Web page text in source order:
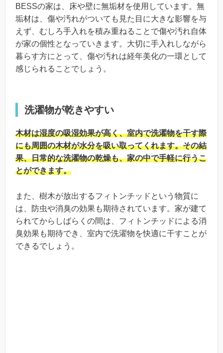
BESSの家は、床や壁に無垢材を使用しています。無
垢材は、傷や汚れがついても見た目に大きな影響を与
えず、むしろ手入れを積み重ねることで傷や汚れ自体
が家の個性となっていきます。大切に手入れしながら
暮らす方にとって、傷や汚れは経年美化の一環として
感じられることでしょう。
洗濯物が乾きやすい
木材は湿度の吸湿効果が高く、室内で洗濯物を干す際
にも周囲の木材が水分を吸い取ってくれます。その結
果、日常的な洗濯物の乾燥も、家の中で手軽に行うこ
とができます。
また、樹木が放出するフィトンチッドという物質に
は、防虫や消臭の効果も期待されています。家が建て
られてからしばらくの間は、フィトンチッドによる消
臭効果も期待でき、室内で洗濯物を快適に干すことが
できるでしょう。